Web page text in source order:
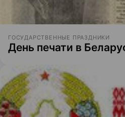
ГОСУДАРСТВЕННЫЕ ПРАЗДНИКИ
День печати в